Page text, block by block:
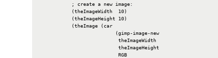
           ; create a new image:
           (theImageWidth  10)
           (theImageHeight 10)
           (theImage (car
                          (gimp-image-new
                           theImageWidth
                           theImageHeight
                           RGB